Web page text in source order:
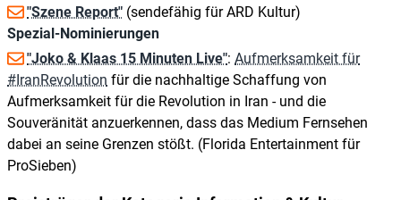
"Szene Report" (sendefähig für ARD Kultur)
Spezial-Nominierungen
"Joko & Klaas 15 Minuten Live": Aufmerksamkeit für
#IranRevolution für die nachhaltige Schaffung von
Aufmerksamkeit für die Revolution in Iran - und die
Souveränität anzuerkennen, dass das Medium Fernsehen
dabei an seine Grenzen stößt. (Florida Entertainment für
ProSieben)